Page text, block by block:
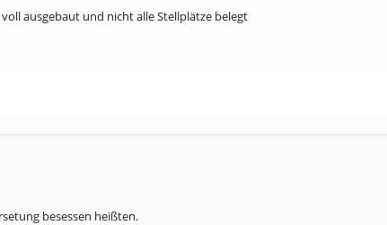
ausgebaut und nicht alle Stellplätze belegt
besessen heißten.